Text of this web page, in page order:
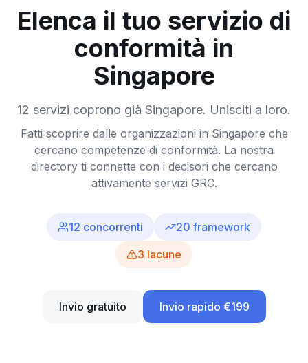
Elenca il tuo servizio di
conformità in
Singapore
12 servizi coprono già Singapore. Unisciti a loro.
Fatti scoprire dalle organizzazioni in Singapore che
cercano competenze di conformità. La nostra
directory ti connette con i decisori che cercano
attivamente servizi GRC.
12 concorrenti 20 framework
3 lacune
Invio gratuito Invio rapido €199